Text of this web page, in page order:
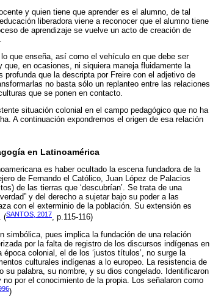
y quien tiene que aprender es el alumno, de tal
liberadora viene a reconocer que el alumno tiene
de aprendizaje se vuelve un acto de creación de
que enseña, así como el vehículo en que debe ser
en ocasiones, ni siquiera maneja fluidamente la
que la descripta por Freire con el adjetivo de
no basta sólo un replanteo entre las relaciones
que se ponen en contacto.
situación colonial en el campo pedagógico que no ha
A continuación expondremos el origen de esa relación
en Latinoamérica
es haber ocultado la escena fundadora de la
de Fernando el Católico, Juan López de Palacios
de las tierras que ‘descubrían’. Se trata de una
y del derecho a sujetar bajo su poder a las
con el exterminio de la población. Su extensión es
(SANTOS, 2017, p.115-116)
simbólica, pues implica la fundación de una relación
por la falta de registro de los discursos indígenas en
colonial, el de los ‘justos títulos’, no surge la
culturales indígenas a lo europeo. La resistencia de
su palabra, su nombre, y su dios congelado. Identificaron
por el conocimiento de la propia. Los señalaron como
)